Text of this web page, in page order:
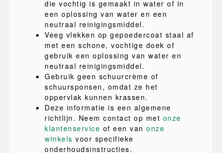
die vochtig is gemaakt in water of in
een oplossing van water en een
neutraal reinigingsmiddel.
Veeg vlekken op gepoedercoat staal af
met een schone, vochtige doek of
gebruik een oplossing van water en
neutraal reinigingsmiddel.
Gebruik geen schuurcrème of
schuursponsen, omdat ze het
oppervlak kunnen krassen.
Deze informatie is een algemene
richtlijn. Neem contact op met onze
klantenservice of een van onze
winkels voor specifieke
onderhoudsinstructies.